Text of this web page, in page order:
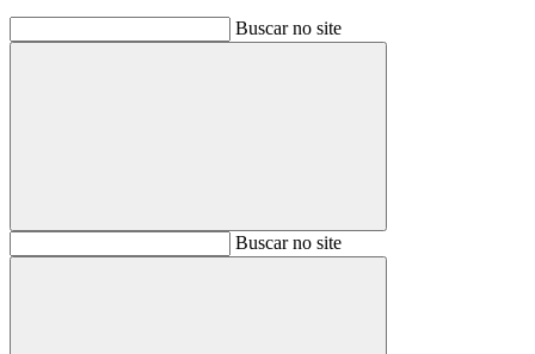
Buscar no site
BuscarBuscar no site